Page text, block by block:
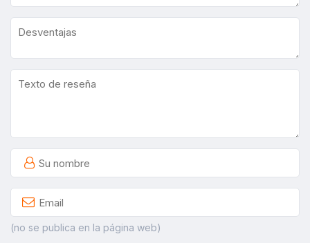
(no se publica en la página web)